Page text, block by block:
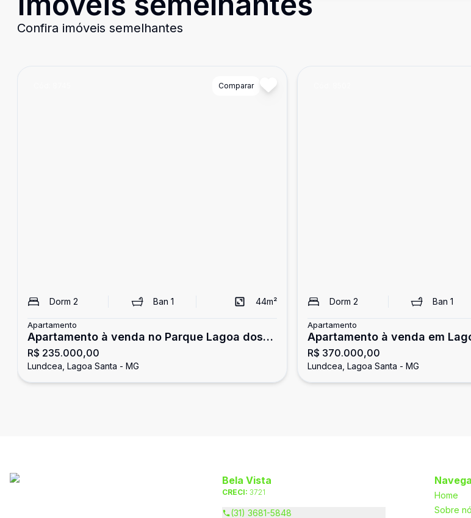
Confira imóveis semelhantes
Comparar
Dorm 2 Ban 1 44m²
Apartamento
Apartamento à venda no Parque Lagoa dos
Diamantes - Lagoa Santa/MG
R$ 235.000,00
Lundcea, Lagoa Santa - MG
Dorm 2 Ban1
Apartamento
Apartamento à venda em
R$ 370.000,00
Lundcea, Lagoa Santa - MG
Bela Vista
CRECI: 3721
(31) 3681-5848
Home
Sobre